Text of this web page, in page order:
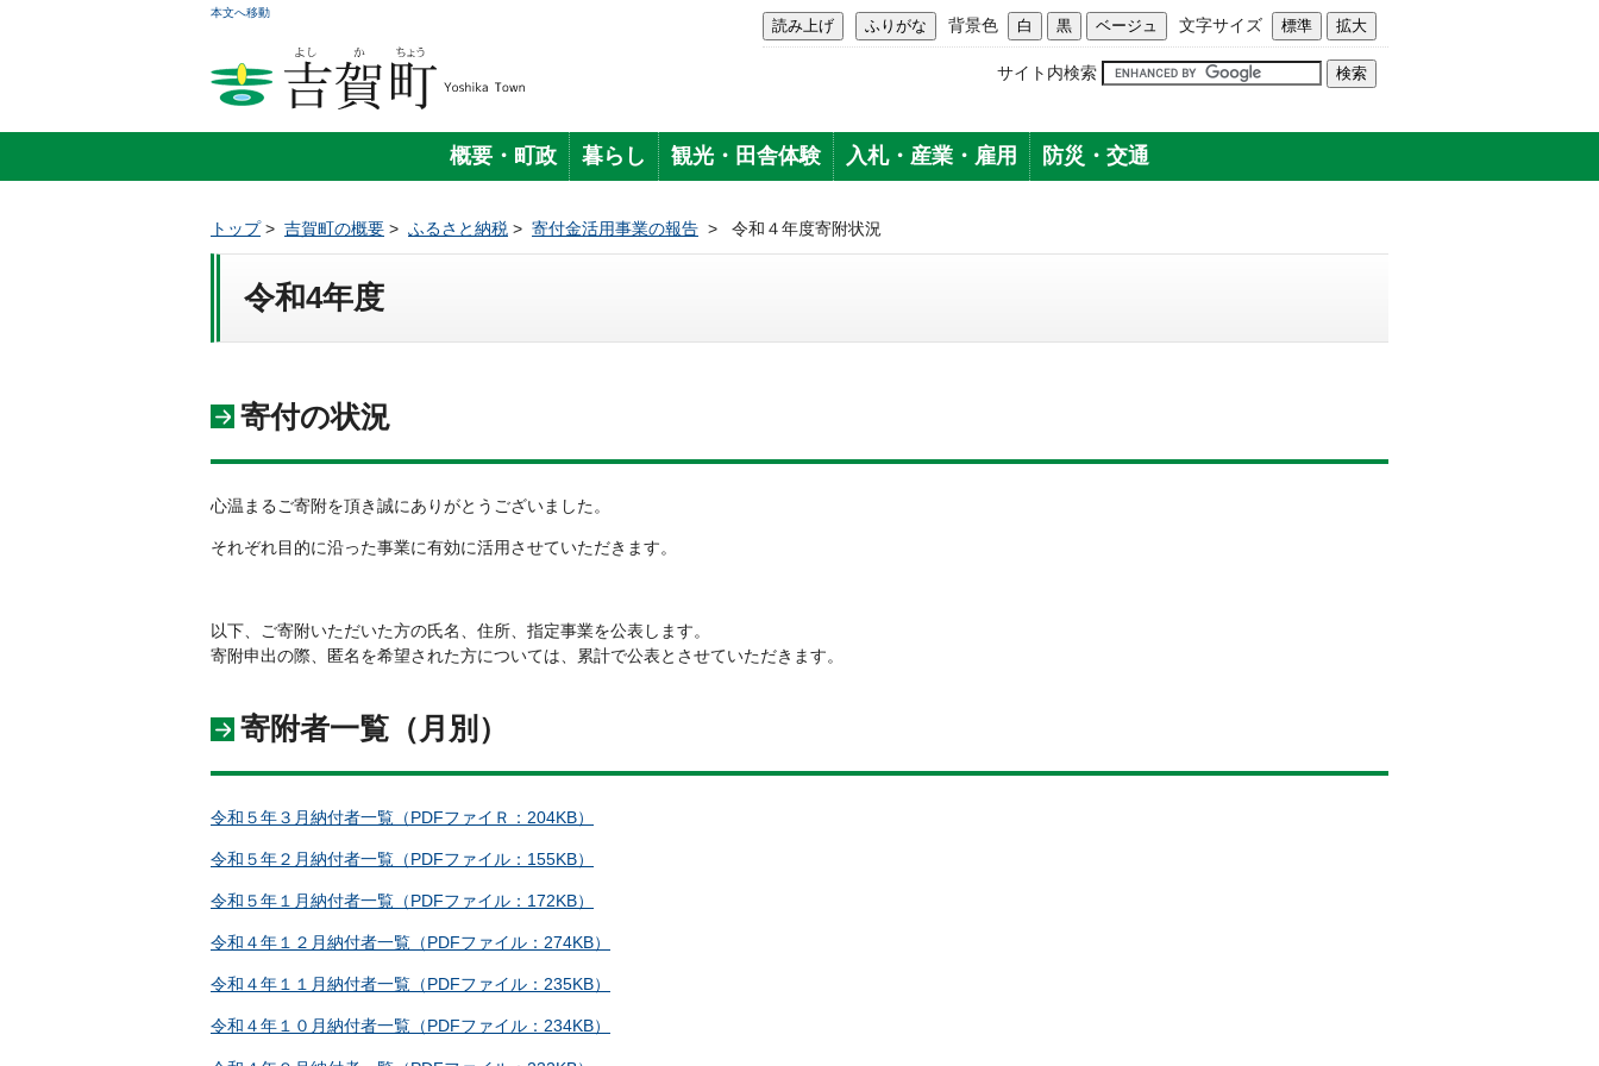
本文へ移動
背景色 文字サイズ
サイト内検索
概要・町政 暮らし 観光・田舎体験 入札・産業・雇用 防災・交通
トップ> 吉賀町の概要 > ふるさと納税 > 寄付金活用事業の報告 > 令和４年度寄附状況
令和4年度
寄付の状況
心温まるご寄附を頂き誠にありがとうございました。
それぞれ目的に沿った事業に有効に活用させていただきます。
以下、ご寄附いただいた方の氏名、住所、指定事業を公表します。
寄附申出の際、匿名を希望された方については、累計で公表とさせていただきます。
寄附者一覧（月別）
令和５年３月納付者一覧（PDFファイＲ：204KB）
令和５年２月納付者一覧（PDFファイル：155KB）
令和５年１月納付者一覧（PDFファイル：172KB）
令和４年１２月納付者一覧（PDFファイル：274KB）
令和４年１１月納付者一覧（PDFファイル：235KB）
令和４年１０月納付者一覧（PDFファイル：234KB）